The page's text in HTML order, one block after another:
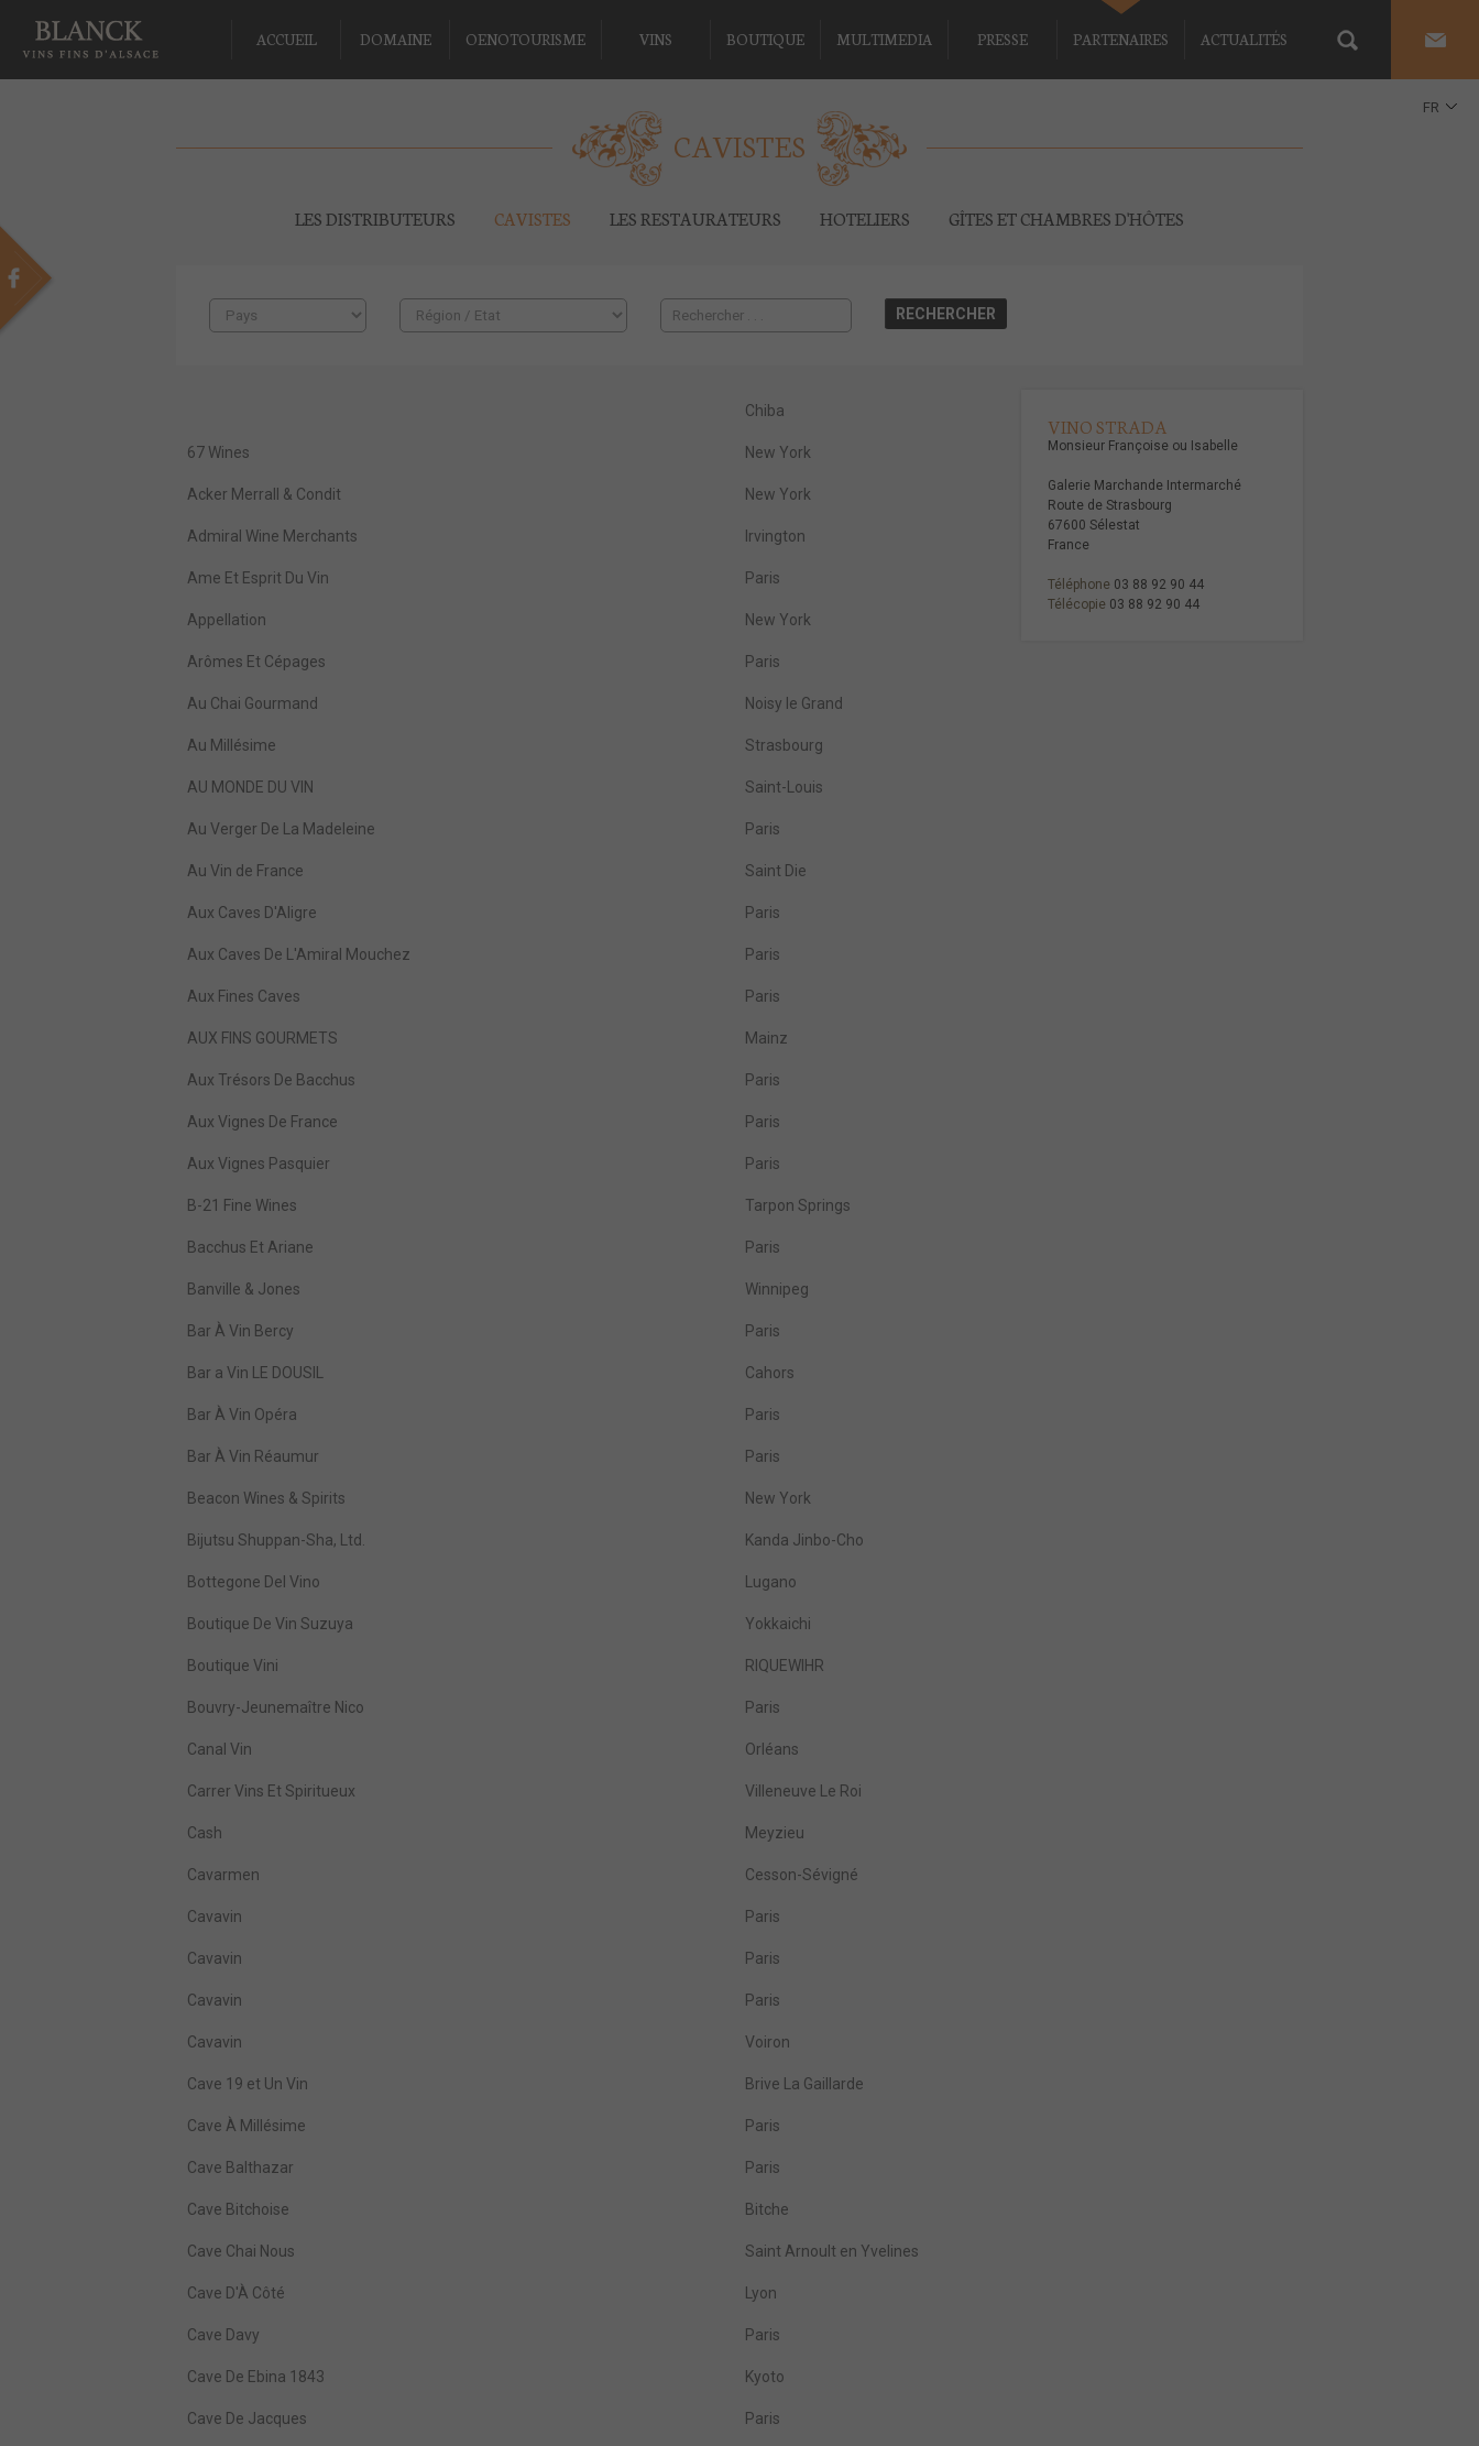
ACCUEIL DOMAINE OENOTOURISME VINS BOUTIQUE MULTIMEDIA PRESSE PARTENAIRES ACTUALITÉS
FR
CAVISTES
LES DISTRIBUTEURS CAVISTES LES RESTAURATEURS HOTELIERS GÎTES ET CHAMBRES D'HÔTES
VINO STRADA
Monsieur Françoise ou Isabelle
Galerie Marchande Intermarché
Route de Strasbourg
67600 Sélestat
France
Téléphone 03 88 92 90 44
Télécopie 03 88 92 90 44
Chiba
67 Wines New York
Acker Merrall & Condit New York
Admiral Wine Merchants Irvington
Ame Et Esprit Du Vin Paris
Appellation New York
Arômes Et Cépages Paris
Au Chai Gourmand Noisy le Grand
Au Millésime Strasbourg
AU MONDE DU VIN Saint-Louis
Au Verger De La Madeleine Paris
Au Vin de France Saint Die
Aux Caves D'Aligre Paris
Aux Caves De L'Amiral Mouchez Paris
Aux Fines Caves Paris
AUX FINS GOURMETS Mainz
Aux Trésors De Bacchus Paris
Aux Vignes De France Paris
Aux Vignes Pasquier Paris
B-21 Fine Wines Tarpon Springs
Bacchus Et Ariane Paris
Banville & Jones Winnipeg
Bar À Vin Bercy Paris
Bar a Vin LE DOUSIL Cahors
Bar À Vin Opéra Paris
Bar À Vin Réaumur Paris
Beacon Wines & Spirits New York
Bijutsu Shuppan-Sha, Ltd. Kanda Jinbo-Cho
Bottegone Del Vino Lugano
Boutique De Vin Suzuya Yokkaichi
Boutique Vini RIQUEWIHR
Bouvry-Jeunemaître Nico Paris
Canal Vin Orléans
Carrer Vins Et Spiritueux Villeneuve Le Roi
Cash Meyzieu
Cavarmen Cesson-Sévigné
Cavavin Paris
Cavavin Paris
Cavavin Paris
Cavavin Voiron
Cave 19 et Un Vin Brive La Gaillarde
Cave À Millésime Paris
Cave Balthazar Paris
Cave Bitchoise Bitche
Cave Chai Nous Saint Arnoult en Yvelines
Cave D'À Côté Lyon
Cave Davy Paris
Cave De Ebina 1843 Kyoto
Cave De Jacques Paris